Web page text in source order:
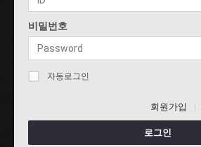
비밀번호
자동로그인
회원가입
로그인